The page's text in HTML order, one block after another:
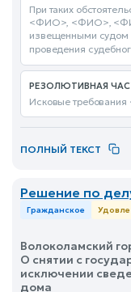
При таких
<ФИО>, <ФИО>,
извещенными судом
проведения
РЕЗОЛЮТИВНАЯ
Исковые
ПОЛНЫЙ ТЕКСТ
Решение по
Гражданское
Волоколамский
О снятии с
исключении
дома